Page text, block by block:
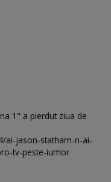
1" a pierdut ziua de
ai-jason-statham-n-ai-
tv-peste-iumor